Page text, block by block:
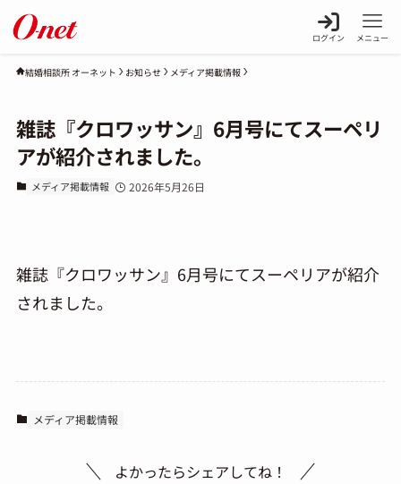
ログイン メニュー
結婚相談所 オーネット お知らせ メディア掲載情報
雑誌『クロワッサン』6月号にてスーペリ
アが紹介されました。
メディア掲載情報 2026年5月26日
雑誌『クロワッサン』6月号にてスーペリアが紹介
されました。
メディア掲載情報
よかったらシェアしてね！